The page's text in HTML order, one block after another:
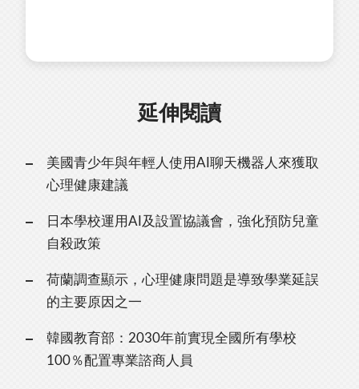
延伸閱讀
美國青少年與年輕人使用AI聊天機器人來獲取
心理健康建議
日本學校運用AI及設置協議會，強化預防兒童
自殺政策
荷蘭調查顯示，心理健康問題是導致學業延誤
的主要原因之一
韓國教育部：2030年前實現全國所有學校
100％配置專業諮商人員